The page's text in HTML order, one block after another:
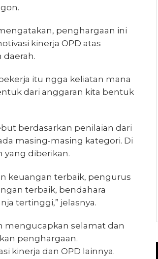
penghargaan ini
kinerja OPD atas
itu ngga keliatan mana
dari anggaran kita bentuk
berdasarkan penilaian dari
masing-masing kategori. Di
yang diberikan.
keuangan terbaik, pengurus
terbaik, bendahara
tertinggi,” jelasnya.
mengucapkan selamat dan
penghargaan.
kinerja dan OPD lainnya.